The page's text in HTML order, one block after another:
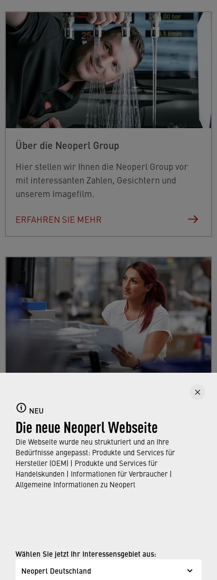
NEU
Die neue Neoperl Webseite
Die Webseite wurde neu strukturiert und an Ihre
Bedürfnisse angepasst: Produkte und Services für
Hersteller (OEM) | Produkte und Services für
Handelskunden | Informationen für Verbraucher |
Allgemeine Informationen zu Neoperl
Wählen Sie jetzt Ihr Interessensgebiet aus:
Neoperl Deutschland
Über die Neoperl Group
Hier stellen wir Ihnen die Neoperl Group vor
mit interessanten Zahlen, Gesichtern und
unserem Imagefilm.
ERFAHREN SIE MEHR
Informieren Sie sich über die vielfältigen
Möglichkeiten, die Neoperl als Arbeitgeber für
Berufseinsteiger, Schüler, Studenten und
Professionals bietet.
ERFAHREN SIE MEHR
Impressum
Datenschutzseite